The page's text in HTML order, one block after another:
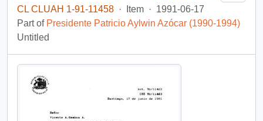
CL CLUAH 1-91-11458 · Item · 1991-06-17
Part of Presidente Patricio Aylwin Azócar (1990-1994)
Untitled